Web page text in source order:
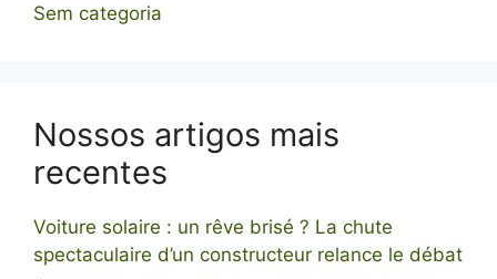
Sem categoria
Nossos artigos mais
recentes
Voiture solaire : un rêve brisé ? La chute
spectaculaire d’un constructeur relance le débat